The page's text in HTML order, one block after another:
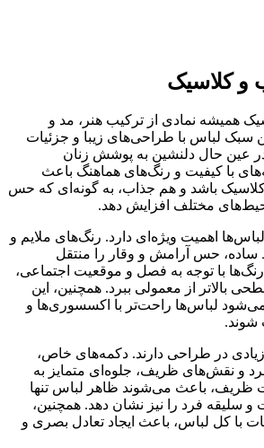
و کلاسیک
همیشه نمادی از ترکیب هنر، مد و
لباس با طراحی‌های زیبا و جزئیات
عین حال دلنشین به پوشش زنان
با کیفیت و رنگ‌های هماهنگ باعث
باشد و هم جذاب، به گونه‌ای که حس
مختلف افزایش دهد.
اهمیت ویژه‌ای دارد. رنگ‌های ملایم و
حس آرامش و وقار را منتقل
با توجه به فصل و موقعیت اجتماعی،
بالاتر از معمولی ببرد. همچنین، این
لباس‌ها راحت‌تر با اکسسوری‌ها و
شوند.
در طراحی دارند. دکمه‌های خاص،
و نقش‌های ظریف، جلوه‌ای متمایز به
ظریف، باعث می‌شوند ظاهر لباس تنها
و سلیقه فرد را نیز نشان دهد. همچنین،
با کل لباس، باعث ایجاد تعادل بصری و